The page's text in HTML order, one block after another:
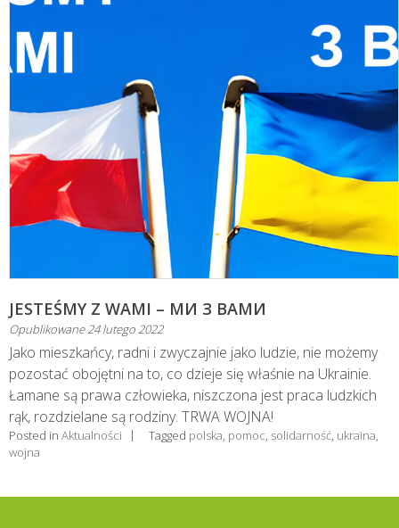
JESTEŚMY Z WAMI – МИ З ВАМИ
Opublikowane24 lutego 2022
Jako mieszkańcy, radni i zwyczajnie jako ludzie, nie możemy
pozostać obojętni na to, co dzieje się właśnie na Ukrainie.
Łamane są prawa człowieka, niszczona jest praca ludzkich
rąk, rozdzielane są rodziny. TRWA WOJNA!
Posted in Aktualności Tagged polska pomoc solidarność ukraina
wojna